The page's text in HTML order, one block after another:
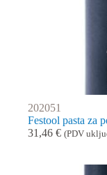
202051
Festool pasta za
31,46 € (PDV